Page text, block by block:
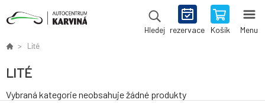
Hledej rezervace Košík Menu
Lité
LITÉ
Vybraná kategorie neobsahuje žádné produkty